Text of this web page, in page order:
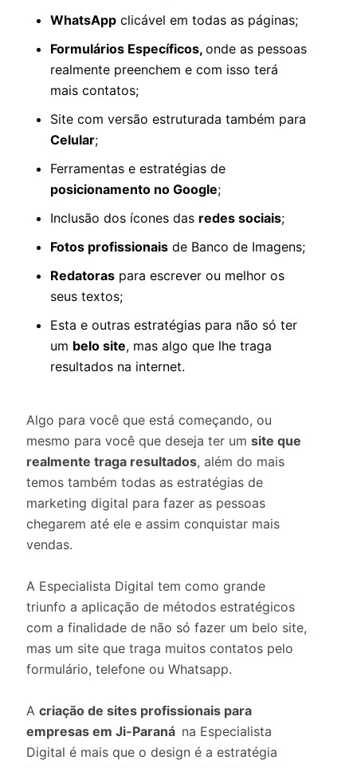
WhatsApp clicável em todas as páginas;
Formulários Específicos, onde as pessoas
realmente preenchem e com isso terá
mais contatos;
Site com versão estruturada também para
Celular;
Ferramentas e estratégias de
posicionamento no Google;
Inclusão dos ícones das redes sociais;
Fotos profissionais de Banco de Imagens;
Redatoras para escrever ou melhor os
seus textos;
Esta e outras estratégias para não só ter
um belo site, mas algo que lhe traga
resultados na internet.
Algo para você que está começando, ou
mesmo para você que deseja ter um site que
realmente traga resultados, além do mais
temos também todas as estratégias de
marketing digital para fazer as pessoas
chegarem até ele e assim conquistar mais
vendas.
A Especialista Digital tem como grande
triunfo a aplicação de métodos estratégicos
com a finalidade de não só fazer um belo site,
mas um site que traga muitos contatos pelo
formulário, telefone ou Whatsapp.
A criação de sites profissionais para
empresas em Ji-Paraná na Especialista
Digital é mais que o design é a estratégia